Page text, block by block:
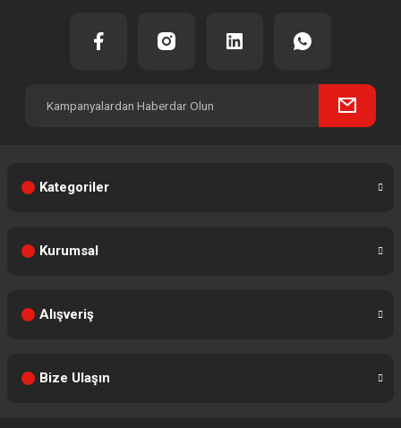
Kategoriler
Kurumsal
Alışveriş
Bize Ulaşın